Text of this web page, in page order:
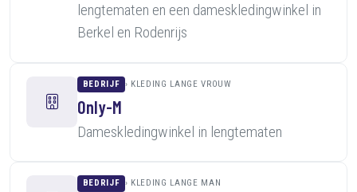
lengtematen en een dameskledingwinkel in
Berkel en Rodenrijs
BEDRIJF KLEDING LANGE VROUW
Only-M
Dameskledingwinkel in lengtematen
BEDRIJF KLEDING LANGE MAN